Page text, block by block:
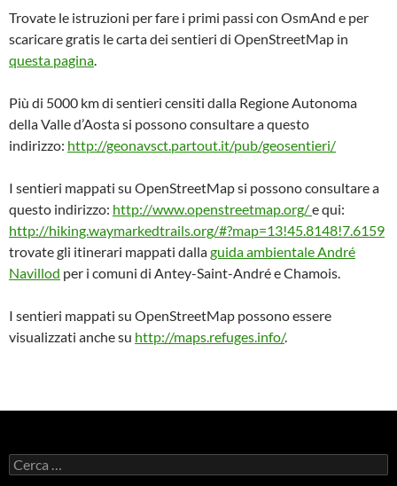
Trovate le istruzioni per fare i primi passi con OsmAnd e per
scaricare gratis le carta dei sentieri di OpenStreetMap in
questa pagina.
Più di 5000 km di sentieri censiti dalla Regione Autonoma
della Valle d’Aosta si possono consultare a questo
indirizzo: http://geonavsct.partout.it/pub/geosentieri/
I sentieri mappati su OpenStreetMap si possono consultare a
questo indirizzo: http://www.openstreetmap.org/e qui:
http://hiking.waymarkedtrails.org/#?map=13!45.8148!7.6159
trovate gli itinerari mappati dallaguida ambientale André
Navillod per i comuni di Antey-Saint-André e Chamois.
I sentieri mappati su OpenStreetMap possono essere
visualizzati anche su http://maps.refuges.info/.
Ricerca
per: